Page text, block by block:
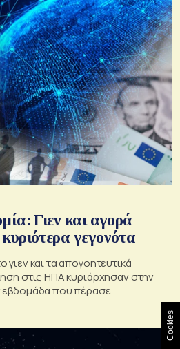
Γιεν και αγορά
γεγονότα
και τα απογοητευτικά
στις ΗΠΑ κυριάρχησαν στην
εβδομάδα που πέρασε
Cookies